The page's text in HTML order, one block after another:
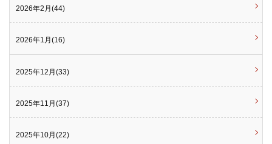
2026年2月(44)
2026年1月(16)
2025年12月(33)
2025年11月(37)
2025年10月(22)